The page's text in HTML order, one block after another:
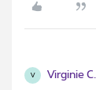
V Virginie C.